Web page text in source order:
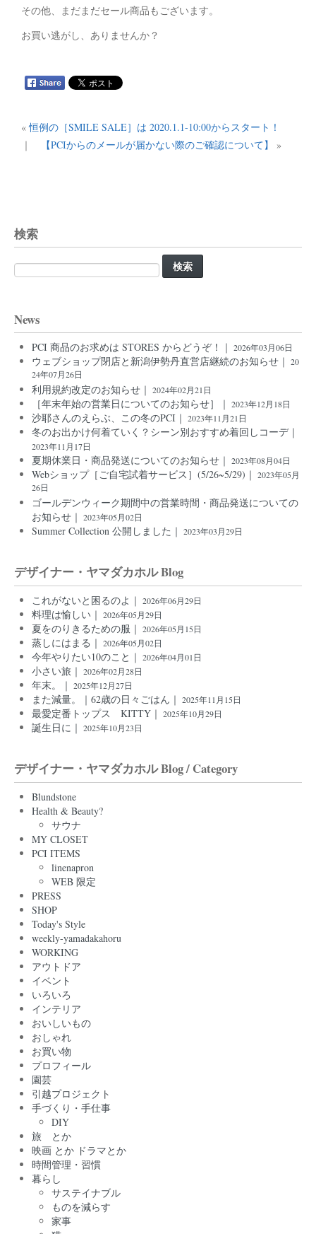
その他、まだまだセール商品もございます。
お買い逃がし、ありませんか？
«恒例の［SMILE SALE］は 2020.1.1-10:00からスタート！
｜
【PCIからのメールが届かない際のご確認について】 »
検索
検
索:
News
PCI 商品のお求めは STORES からどうぞ！｜ 2026年03月06日
ウェブショップ閉店と新潟伊勢丹直営店継続のお知らせ｜ 20
24年07月26日
利用規約改定のお知らせ｜ 2024年02月21日
［年末年始の営業日についてのお知らせ］｜ 2023年12月18日
沙耶さんのえらぶ、この冬のPCI｜ 2023年11月21日
冬のお出かけ何着ていく？シーン別おすすめ着回しコーデ｜
2023年11月17日
夏期休業日・商品発送についてのお知らせ｜ 2023年08月04日
Webショップ［ご自宅試着サービス］(5/26~5/29)｜ 2023年05月
26日
ゴールデンウィーク期間中の営業時間・商品発送についての
お知らせ｜ 2023年05月02日
Summer Collection 公開しました｜ 2023年03月29日
デザイナー・ヤマダカホル Blog
これがないと困るのよ｜ 2026年06月29日
料理は愉しい｜ 2026年05月29日
夏をのりきるための服｜ 2026年05月15日
蒸しにはまる｜ 2026年05月02日
今年やりたい10のこと｜ 2026年04月01日
小さい旅｜ 2026年02月28日
年末。｜ 2025年12月27日
また減量。｜62歳の日々ごはん｜ 2025年11月15日
最愛定番トップス KITTY｜ 2025年10月29日
誕生日に｜ 2025年10月23日
デザイナー・ヤマダカホル Blog / Category
Blundstone
Health & Beauty?
サウナ
MY CLOSET
PCI ITEMS
linenapron
WEB 限定
PRESS
SHOP
Today's Style
weekly-yamadakahoru
WORKING
アウトドア
イベント
いろいろ
インテリア
おいしいもの
おしゃれ
お買い物
プロフィール
園芸
引越プロジェクト
手づくり・手仕事
DIY
旅 とか
映画 とか ドラマとか
時間管理・習慣
暮らし
サステイナブル
ものを減らす
家事